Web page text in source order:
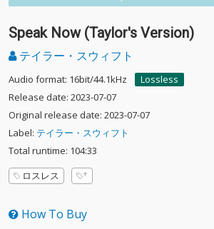
Speak Now (Taylor's Version)
テイラー・スウィフト
Audio format: 16bit/44.1kHz
Lossless
Release date: 2023-07-07
Original release date: 2023-07-07
Label: テイラー・スウィフト
Total runtime: 104:33
ロスレス
How To Buy